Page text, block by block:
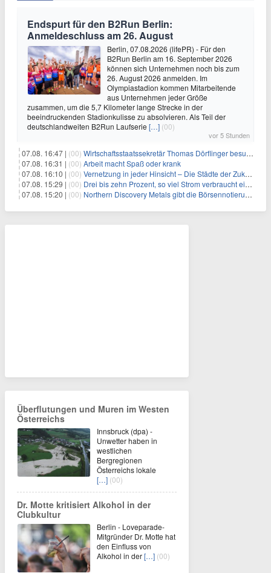
Endspurt für den B2Run Berlin:
Anmeldeschluss am 26. August
Berlin, 07.08.2026 (lifePR) - Für den
B2Run Berlin am 16. September 2026
können sich Unternehmen noch bis zum
26. August 2026 anmelden. Im
Olympiastadion kommen Mitarbeitende
aus Unternehmen jeder Größe
zusammen, um die 5,7 Kilometer lange Strecke in der
beeindruckenden Stadionkulisse zu absolvieren. Als Teil der
deutschlandweiten B2Run Laufserie […] (00)
vor 5 Stunden
07.08. 16:47 | (00) Wirtschaftsstaatssekretär Thomas Dörflinger besucht Handwerksbetrieb im Kammerbezirk Freiburg
07.08. 16:31 | (00) Arbeit macht Spaß oder krank
07.08. 16:10 | (00) Vernetzung in jeder Hinsicht – Die Städte der Zukunft sind grün-blau
07.08. 15:29 | (00) Drei bis zehn Prozent, so viel Strom verbraucht ein Aufzug im Gebäude
07.08. 15:20 | (00) Northern Discovery Metals gibt die Börsennotierung an der Frankfurter Wertpapierbörse bekannt
Überflutungen und Muren im Westen
Österreichs
Innsbruck (dpa) -
Unwetter haben in
westlichen
Bergregionen
Österreichs lokale
[…] (00)
Dr. Motte kritisiert Alkohol in der
Clubkultur
Berlin - Loveparade-
Mitgründer Dr. Motte hat
den Einfluss von
Alkohol in der[…] (00)